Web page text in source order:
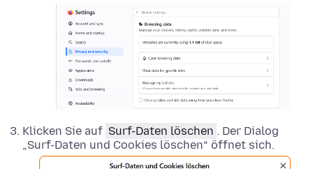
Klicken Sie auf Surf-Daten löschen . Der Dialog
„Surf-Daten und Cookies löschen“ öffnet sich.